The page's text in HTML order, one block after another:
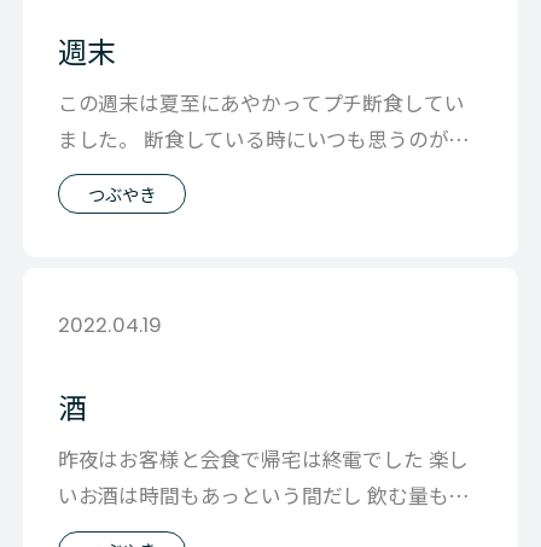
週末
この週末は夏至にあやかってプチ断食してい
ました。 断食している時にいつも思うのが
「食べれることのありがたさ」です。 普
つぶやき
2022.04.19
酒
昨夜はお客様と会食で帰宅は終電でした 楽し
いお酒は時間もあっという間だし 飲む量も多
くなりがちです。 そしたら今朝胃が疲